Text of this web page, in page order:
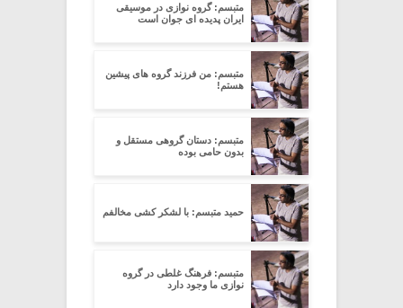
متبسم: گروه نوازی در موسیقی
ایران پدیده ای جوان است
متبسم: من فرزند گروه های پیشین
هستم!
متبسم: دستان گروهی مستقل و
بدون حامی بوده
حمید متبسم: با لشکر کشی مخالفم
متبسم: فرهنگ غلطی در گروه
نوازی ما وجود دارد